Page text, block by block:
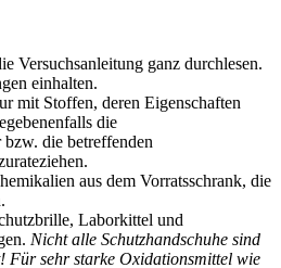
Versuchsanleitung ganz durchlesen.
einhalten.
mit Stoffen, deren Eigenschaften
die
bzw. die betreffenden
aus dem Vorratsschrank, die
Laborkittel und
Nicht alle Schutzhandschuhe sind
Für sehr starke Oxidationsmittel wie